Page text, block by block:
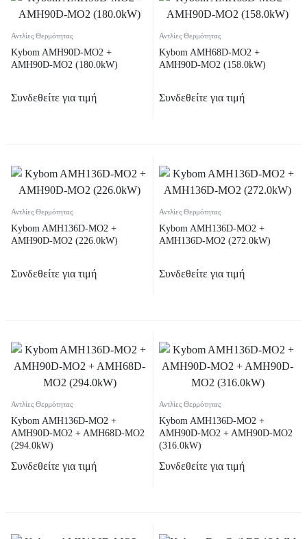
Αντλίες Θερμότητας
Kybom AMH90D-MO2 +
AMH90D-MO2 (180.0kW)
Συνδεθείτε για τιμή
Αντλίες Θερμότητας
Kybom AMH68D-MO2 +
AMH90D-MO2 (158.0kW)
Συνδεθείτε για τιμή
Αντλίες Θερμότητας
Kybom AMH136D-MO2 +
AMH90D-MO2 (226.0kW)
Συνδεθείτε για τιμή
Αντλίες Θερμότητας
Kybom AMH136D-MO2 +
AMH136D-MO2 (272.0kW)
Συνδεθείτε για τιμή
Αντλίες Θερμότητας
Kybom AMH136D-MO2 +
AMH90D-MO2 + AMH68D-MO2
(294.0kW)
Συνδεθείτε για τιμή
Αντλίες Θερμότητας
Kybom AMH136D-MO2 +
AMH90D-MO2 + AMH90D-MO2
(316.0kW)
Συνδεθείτε για τιμή